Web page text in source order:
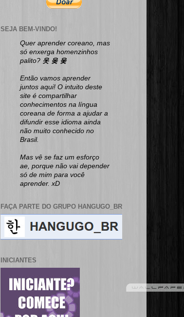
SEJA BEM-VINDO!
Quer aprender coreano, mas
só enxerga homenzinhos
palito? 옷 옺 웆
Então vamos aprender
juntos aqui! O intuito deste
site é compartilhar
conhecimentos na língua
coreana de forma a ajudar a
difundir esse idioma ainda
não muito conhecido no
Brasil.
Mas vê se faz um esforço
ae, porque não vai depender
só de mim para você
aprender. xD
FAÇA PARTE DO GRUPO HANGUGO_BR
INICIANTES